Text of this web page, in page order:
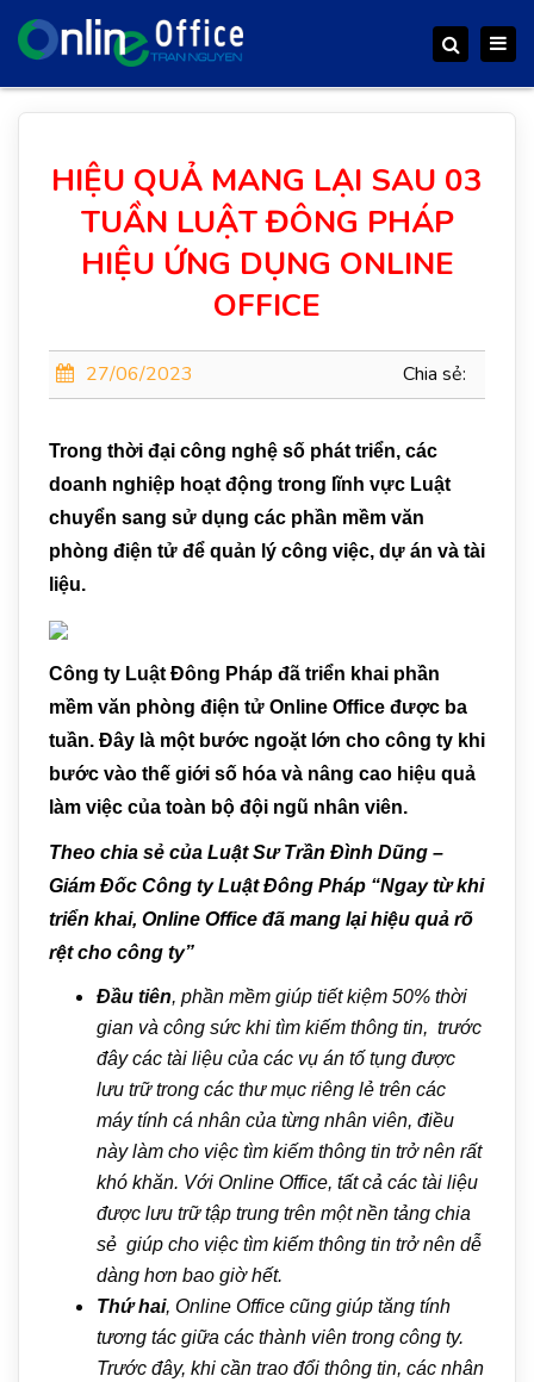
Search
HIỆU QUẢ MANG LẠI SAU 03
TUẦN LUẬT ĐÔNG PHÁP
HIỆU ỨNG DỤNG ONLINE
OFFICE
27/06/2023 Chia sẻ:
Trong thời đại công nghệ số phát triển, các
doanh nghiệp hoạt động trong lĩnh vực Luật
chuyển sang sử dụng các phần mềm văn
phòng điện tử để quản lý công việc, dự án và tài
liệu.
Công ty Luật Đông Pháp đã triển khai phần
mềm văn phòng điện tử Online Office được ba
tuần. Đây là một bước ngoặt lớn cho công ty khi
bước vào thế giới số hóa và nâng cao hiệu quả
làm việc của toàn bộ đội ngũ nhân viên.
Theo chia sẻ của Luật Sư Trần Đình Dũng –
Giám Đốc Công ty Luật Đông Pháp “Ngay từ khi
triển khai, Online Office đã mang lại hiệu quả rõ
rệt cho công ty”
Đầu tiên, phần mềm giúp tiết kiệm 50% thời
gian và công sức khi tìm kiếm thông tin, trước
đây các tài liệu của các vụ án tố tụng được
lưu trữ trong các thư mục riêng lẻ trên các
máy tính cá nhân của từng nhân viên, điều
này làm cho việc tìm kiếm thông tin trở nên rất
khó khăn. Với Online Office, tất cả các tài liệu
được lưu trữ tập trung trên một nền tảng chia
sẻ giúp cho việc tìm kiếm thông tin trở nên dễ
dàng hơn bao giờ hết.
Thứ hai, Online Office cũng giúp tăng tính
tương tác giữa các thành viên trong công ty.
Trước đây, khi cần trao đổi thông tin, các nhân